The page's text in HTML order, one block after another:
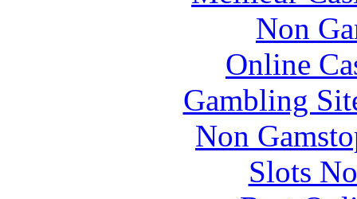
Non
Online
Gambling
Non
Slots